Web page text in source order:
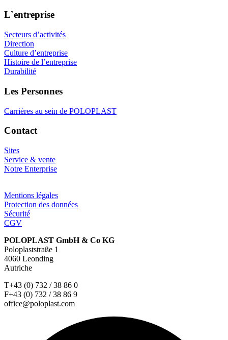
L`entreprise
Secteurs d’activités
Direction
Culture d’entreprise
Histoire de l’entreprise
Durabilité
Les Personnes
Carrières au sein de POLOPLAST
Contact
Sites
Service & vente
Notre Enterprise
Mentions légales
Protection des données
Sécurité
CGV
POLOPLAST GmbH & Co KG
Poloplaststraße 1
4060 Leonding
Autriche
T+43 (0) 732 / 38 86 0
F+43 (0) 732 / 38 86 9
office@poloplast.com